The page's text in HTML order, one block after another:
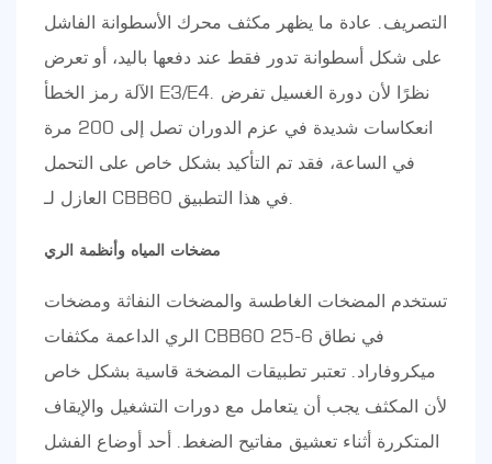
التصريف. عادة ما يظهر مكثف محرك الأسطوانة الفاشل
على شكل أسطوانة تدور فقط عند دفعها باليد، أو تعرض
الآلة رمز الخطأ E3/E4. نظرًا لأن دورة الغسيل تفرض
انعكاسات شديدة في عزم الدوران تصل إلى 200 مرة
في الساعة، فقد تم التأكيد بشكل خاص على التحمل
العازل لـ CBB60 في هذا التطبيق.
مضخات المياه وأنظمة الري
تستخدم المضخات الغاطسة والمضخات النفاثة ومضخات
الري الداعمة مكثفات CBB60 في نطاق 6-25
ميكروفاراد. تعتبر تطبيقات المضخة قاسية بشكل خاص
لأن المكثف يجب أن يتعامل مع دورات التشغيل والإيقاف
المتكررة أثناء تعشيق مفاتيح الضغط. أحد أوضاع الفشل